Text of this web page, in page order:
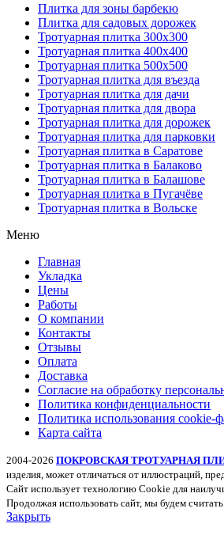
Плитка для зоны барбекю
Плитка для садовых дорожек
Тротуарная плитка 300х300
Тротуарная плитка 400х400
Тротуарная плитка 500х500
Тротуарная плитка для въезда
Тротуарная плитка для дачи
Тротуарная плитка для двора
Тротуарная плитка для дорожек
Тротуарная плитка для парковки
Тротуарная плитка в Саратове
Тротуарная плитка в Балаково
Тротуарная плитка в Балашове
Тротуарная плитка в Пугачёве
Тротуарная плитка в Вольске
Меню
Главная
Укладка
Цены
Работы
О компании
Контакты
Отзывы
Оплата
Доставка
Согласие на обработку
Политика конфиденциальности
Политика использования cookie-
Карта сайта
2004-2026 ПОКРОВСКАЯ ТРОТУАРНАЯ
изделия, может отличаться от иллюстраций,
Сайт использует технологию Cookie для
Продолжая использовать сайт, мы будем
Закрыть